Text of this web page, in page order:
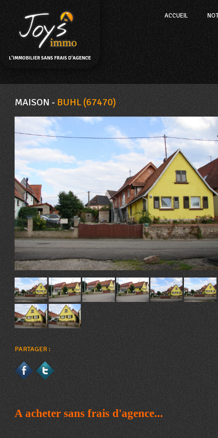
ACCUEIL
MAISON - BUHL (67470)
PARTAGER :
A acheter sans frais d'agence...